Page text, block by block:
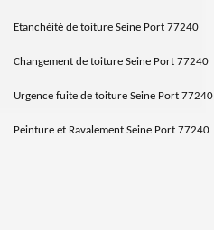
Etanchéité de toiture Seine Port 77240
Changement de toiture Seine Port 77240
Urgence fuite de toiture Seine Port 77240
Peinture et Ravalement Seine Port 77240